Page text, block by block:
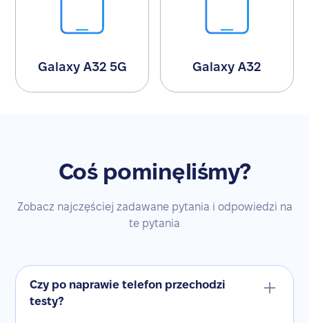
Galaxy A32 5G Galaxy A32
Coś pominęliśmy?
Zobacz najczęściej zadawane pytania i odpowiedzi na
te pytania
Czy po naprawie telefon przechodzi
testy?